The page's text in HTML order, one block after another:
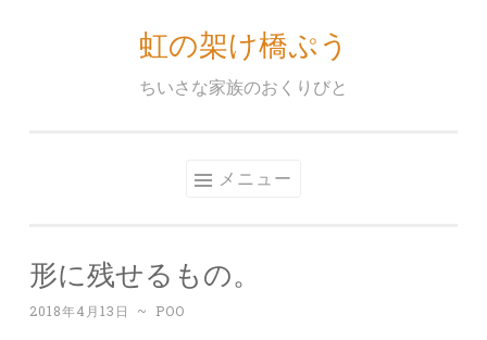
ッ
プ
虹の架け橋ぷう
ちいさな家族のおくりびと
メニュー
形に残せるもの。
2018年4月13日 ~ POO